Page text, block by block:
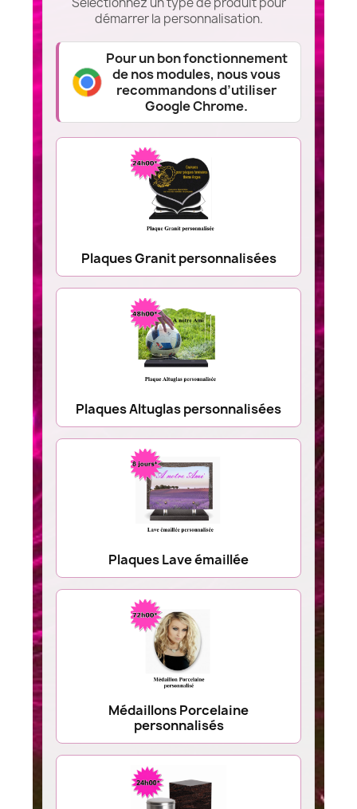
démarrer la personnalisation.
Pour un bon fonctionnement
de nos modules, nous vous
recommandons d’utiliser
Google Chrome.
Plaques Granit personnalisées
Plaques Altuglas personnalisées
Plaques Lave émaillée
Médaillons Porcelaine
personnalisés